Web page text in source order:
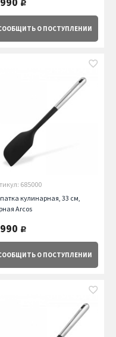
руб.
О ПОСТУПЛЕНИИ
685000
кулинарная, 33 см,
Arcos
руб.
О ПОСТУПЛЕНИИ